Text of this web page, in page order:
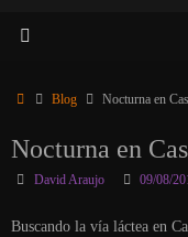
InicioBlog Nocturna en
Nocturna en
David Araujo 09/08/
Buscando la vía láctea en